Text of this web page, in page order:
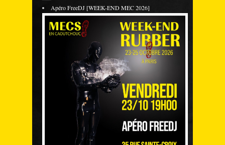
Apéro FreeDJ [WEEK-END MEC 2026]